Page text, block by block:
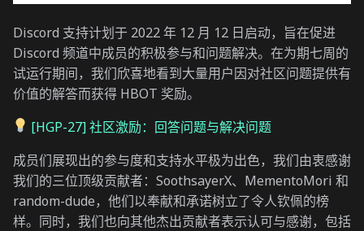
Discord 支持计划于 2022 年 12 月 12 日启动，旨在促进
Discord 频道中成员的积极参与和问题解决。在为期七周的
试运行期间，我们欣喜地看到大量用户因对社区问题提供有
价值的解答而获得 HBOT 奖励。
[HGP-27] 社区激励：回答问题与解决问题
成员们展现出的参与度和支持水平极为出色，我们由衷感谢
我们的三位顶级贡献者：SoothsayerX、MementoMori 和
random-dude，他们以奉献和承诺树立了令人钦佩的榜
样。同时，我们也向其他杰出贡献者表示认可与感谢，包括